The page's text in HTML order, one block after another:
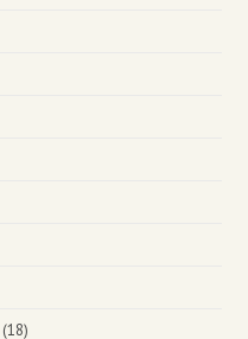
(18)